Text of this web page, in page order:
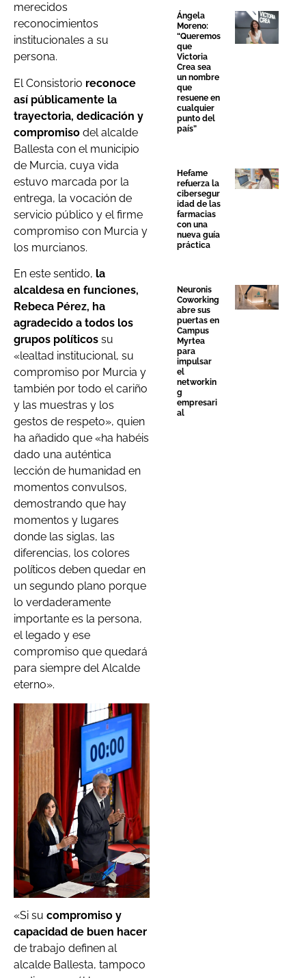
merecidos
reconocimientos
institucionales a su
persona.
El Consistorio reconoce
así públicamente la
trayectoria, dedicación y
compromiso del alcalde
Ballesta con el municipio
de Murcia, cuya vida
estuvo marcada por la
entrega, la vocación de
servicio público y el firme
compromiso con Murcia y
los murcianos.
En este sentido, la
alcaldesa en funciones,
Rebeca Pérez, ha
agradecido a todos los
grupos políticos su
«lealtad institucional, su
compromiso por Murcia y
también por todo el cariño
y las muestras y los
gestos de respeto», quien
ha añadido que «ha habéis
dado una auténtica
lección de humanidad en
momentos convulsos,
demostrando que hay
momentos y lugares
donde las siglas, las
diferencias, los colores
políticos deben quedar en
un segundo plano porque
lo verdaderamente
importante es la persona,
el legado y ese
compromiso que quedará
para siempre del Alcalde
eterno».
«Si su compromiso y
capacidad de buen hacer
de trabajo definen al
alcalde Ballesta, tampoco
Ángela
Moreno:
“Queremos
que
Victoria
Crea sea
un nombre
que
resuene en
cualquier
punto del
país”
Hefame
refuerza la
cibersegur
idad de las
farmacias
con una
nueva guía
práctica
Neuronis
Coworking
abre sus
puertas en
Campus
Myrtea
para
impulsar
el
networkin
g
empresari
al